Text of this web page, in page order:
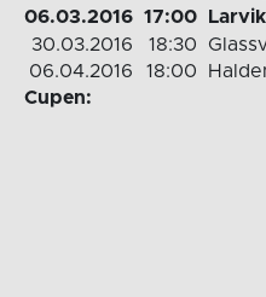
06.03.2016 17:00 Larvik
30.03.2016
18:30
06.04.2016
18:00
Cupen: